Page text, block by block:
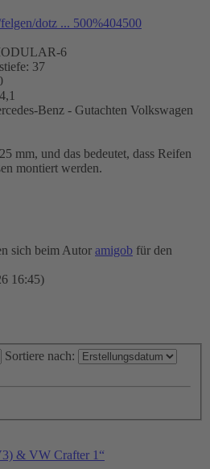
dotz ... 500%404500
6
37
Benz - Gutachten Volkswagen
mm, und das bedeutet, dass Reifen
montiert werden.
sich beim Autor amigob für den
16:45)
Sortiere nach:
& VW Crafter 1“